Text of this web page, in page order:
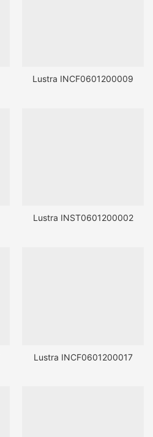
Lustra INCF0601200009
Lustra INST0601200002
Lustra INCF0601200017